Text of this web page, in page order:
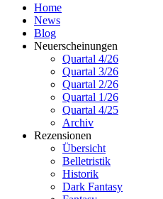
Home
News
Blog
Neuerscheinungen
Quartal 4/26
Quartal 3/26
Quartal 2/26
Quartal 1/26
Quartal 4/25
Archiv
Rezensionen
Übersicht
Belletristik
Historik
Dark Fantasy